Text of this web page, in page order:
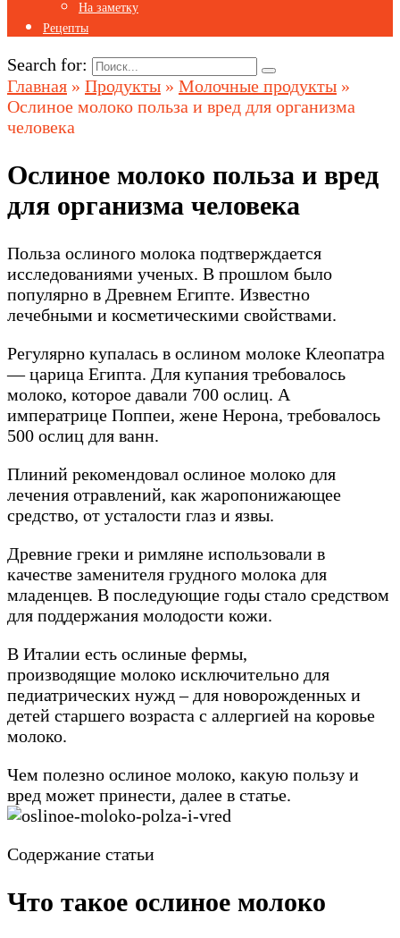
На заметку
Рецепты
Search for:
Главная » Продукты » Молочные продукты »
Ослиное молоко польза и вред для организма
человека
Ослиное молоко польза и вред
для организма человека
Польза ослиного молока подтверждается
исследованиями ученых. В прошлом было
популярно в Древнем Египте. Известно
лечебными и косметическими свойствами.
Регулярно купалась в ослином молоке Клеопатра
— царица Египта. Для купания требовалось
молоко, которое давали 700 ослиц. А
императрице Поппеи, жене Нерона, требовалось
500 ослиц для ванн.
Плиний рекомендовал ослиное молоко для
лечения отравлений, как жаропонижающее
средство, от усталости глаз и язвы.
Древние греки и римляне использовали в
качестве заменителя грудного молока для
младенцев. В последующие годы стало средством
для поддержания молодости кожи.
В Италии есть ослиные фермы,
производящие молоко исключительно для
педиатрических нужд – для новорожденных и
детей старшего возраста с аллергией на коровье
молоко.
Чем полезно ослиное молоко, какую пользу и
вред может принести, далее в статье.
Содержание статьи
Что такое ослиное молоко